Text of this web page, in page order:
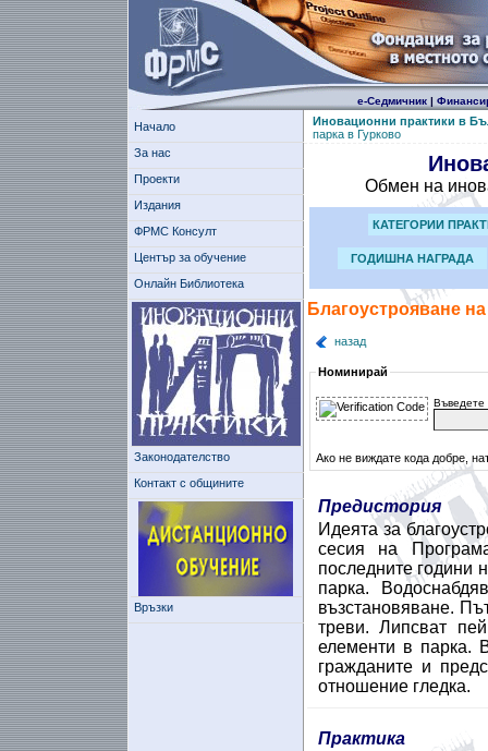
е-Седмичник|
Начало
За нас
Проекти
Издания
ФРМС Консулт
Център за обучение
Онлайн Библиотека
Законодателство
Контакт с общините
Връзки
Иновационни практики в
парка в Гурково
Обмен на
КАТЕГОРИИ
ГОДИШНА НАГРАДА
Благоустрояване
назад
Номинирай
Въведете
Ако не виждате кода добре,
Предистория
Идеята за
сесия на
последните години
парка.
възстановяване.
треви. Липсват
елементи в парка.
гражданите и
отношение гледка.
Практика